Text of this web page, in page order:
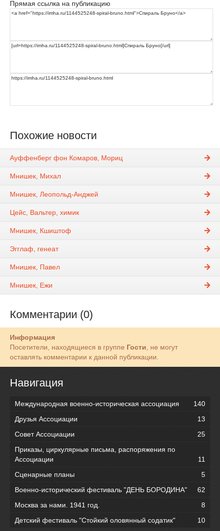
Прямая ссылка на публикацию
Похожие новости
Ауффенберг фон Комаров, Мориц
Мнишек, Михал
Мнишек, Леопольд-Анджей
Цейс, Вальтер, химик
Мнишек, Кшиштоф
Эгглаф, генеат
Мнишек, Павел
Мнишек, Ежи
Комментарии (0)
Информация
Посетители, находящиеся в группе Гости, не могут
оставлять комментарии к данной публикации.
Навигация
Международная военно-историческая ассоциация
140
Друзья Ассоциации
13
Совет Ассоциации
25
Приказы, циркулярные письма, распоряжения по
Ассоциации
11
Сценарные планы
5
Военно-исторический фестиваль "ДЕНЬ БОРОДИНА"
62
Москва за нами. 1941 год.
8
Детский фестиваль "Стойкий оловянный содатик"
10